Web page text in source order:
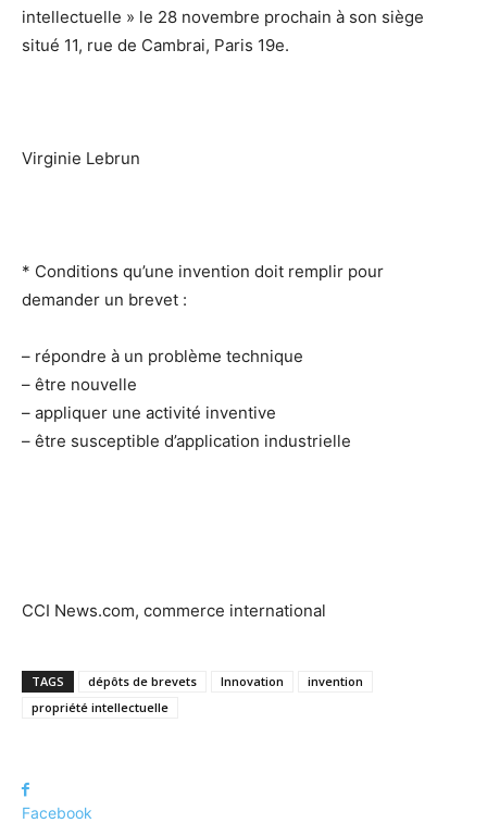
intellectuelle » le 28 novembre prochain à son siège
situé 11, rue de Cambrai, Paris 19e.
Virginie Lebrun
* Conditions qu’une invention doit remplir pour
demander un brevet :
– répondre à un problème technique
– être nouvelle
– appliquer une activité inventive
– être susceptible d’application industrielle
CCI News.com, commerce international
TAGS dépôts de brevets Innovation
invention
propriété intellectuelle
Facebook